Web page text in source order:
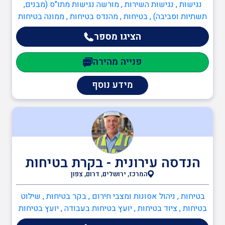
עזרה ראשונה
עורך מבדקי בטיחות
במוסדות חינוך
תוכנה לניהול הבטיחות
יועץ חומרים מסוכנים
(חומ"ס)
יועץ בטיחות בעבודה
נגישות , נגישות השירות , מורשה נגישות מתו"ס (מבנים,
תשתיות וסביבה) , בטיחות , מהנדס בטיחות , ממונה בטיחות
בעבודה , ממונה בטיחות אש , כיבוי אש , יועץ בטיחות אש ,
מהנדסים והנדסאים , מהנדס כבישים , מהנדסי בטיחות
הציגו מספר
פנייה מהירה
מידע נוסף
הנדסה עירונית - בקרת בטיחות
המרכז, ירושלים, דרום, צפון
בטיחות , ניהול אסונות ומצבי חירום , בקר בטיחות , שילוט
בטיחות , ציוד בטיחות , יועץ בטיחות בעבודה , יועץ בטיחות
בתנועה , מהנדס בטיחות , ממונה בטיחות בבניה , ממונה